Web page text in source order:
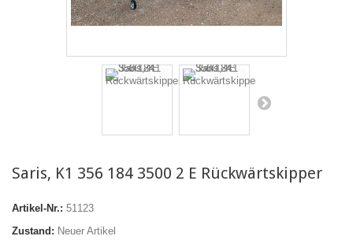
Saris, K1 356 184 3500 2 E Rückwärtskipper
Artikel-Nr.: 51123
Zustand: Neuer Artikel